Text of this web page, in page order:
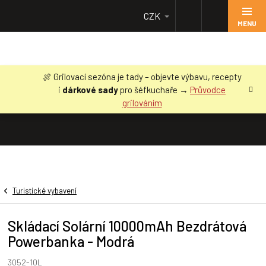
obsah
🍖 Grilovací sezóna je tady – objevte výbavu, recepty
i dárkové sadypro šéfkuchaře → Průvodce
grilováním
CZK
Turistické vybavení
Skládací Solární 10000mAh Bezdrátová
Powerbanka - Modrá
3052-10L